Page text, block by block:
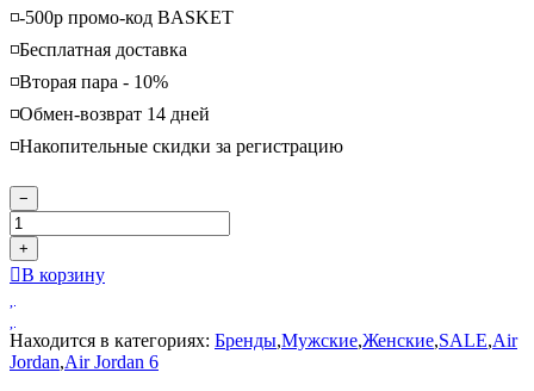
◽️-500р промо-код BASKET
◽️Бесплатная доставка
◽️Вторая пара - 10%
◽️Обмен-возврат 14 дней
◽️Накопительные скидки за регистрацию
−
+
В корзину
Находится в категориях: Бренды,Мужские,Женские,SALE,Air
Jordan,Air Jordan 6